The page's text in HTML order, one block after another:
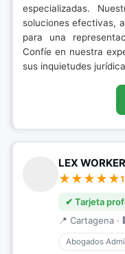
especializadas.
soluciones efectivas,
para una
Confíe en nuestra
sus inquietudes
LEX
✔ Tarjeta
📍 Cartagena ·
Abogados